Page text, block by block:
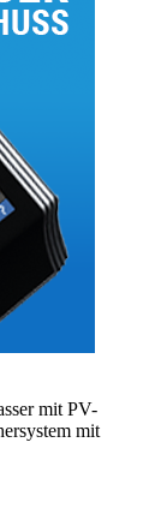
mit PV-
mit